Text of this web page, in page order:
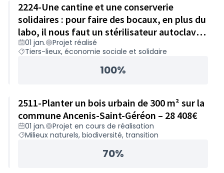
2224-Une cantine et une conserverie
solidaires : pour faire des bocaux, en plus du
labo, il nous faut un stérilisateur autoclave !
- 19 423€
01 jan.
Projet réalisé
Tiers-lieux, économie sociale et solidaire
100%
2511-Planter un bois urbain de 300 m² sur la
commune Ancenis-Saint-Géréon – 28 408€
01 jan.
Projet en cours de réalisation
Milieux naturels, biodiversité, transition
70%